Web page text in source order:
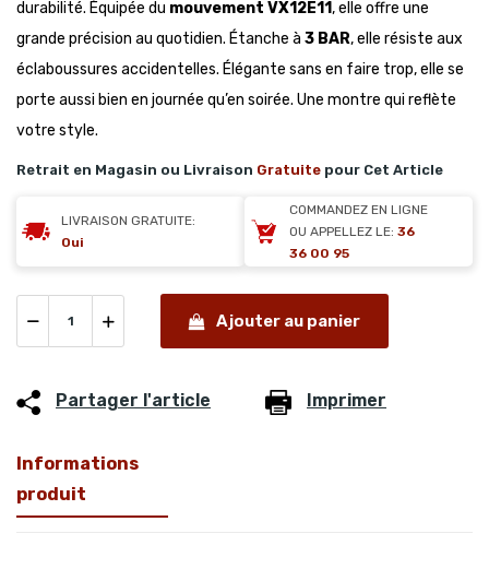
durabilité. Équipée du mouvement VX12E11, elle offre une
grande précision au quotidien. Étanche à 3 BAR, elle résiste aux
éclaboussures accidentelles. Élégante sans en faire trop, elle se
porte aussi bien en journée qu’en soirée. Une montre qui reflète
votre style.
Retrait en Magasin ou Livraison Gratuite pour Cet Article
LIVRAISON GRATUITE:
Oui
COMMANDEZ EN LIGNE
OU APPELLEZ LE: 36
36 00 95
Ajouter au panier
Partager l'article Imprimer
Informations
produit